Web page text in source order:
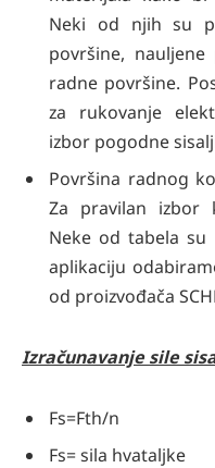
Neki od njih su
površine,
radne površine.
za rukovanje
izbor pogodne
Površina radnog
Za pravilan izbor
Neke od tabela su
aplikaciju
od proizvođača
Izračunavanje sile
Fs=Fth/n
Fs= sila hvataljke